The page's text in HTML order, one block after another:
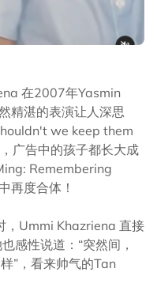
在2007年Yasmin
精湛的表演让人深思
we keep them
广告中的孩子都长大成
Remembering
再度合体！
，Ummi Khazriena 直接
感性说道：“突然间，
”，看来帅气的Tan